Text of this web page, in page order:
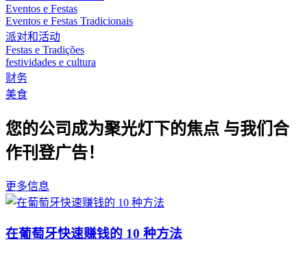
Eventos e Festas
Eventos e Festas Tradicionais
派对和活动
Festas e Tradições
festividades e cultura
财务
美食
您的公司成为聚光灯下的焦点 与我们合
作刊登广告！
更多信息
在葡萄牙快速赚钱的 10 种方法